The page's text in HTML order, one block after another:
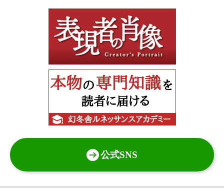
公式SNS